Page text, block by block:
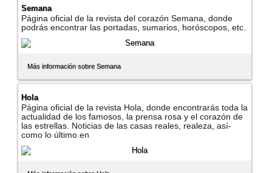
Semana
Página oficial de la revista del corazón Semana, donde
podrás encontrar las portadas, sumarios, horóscopos, etc.
Más información sobre Semana
Hola
Página oficial de la revista Hola, donde encontrarás toda la
actualidad de los famosos, la prensa rosa y el corazón de
las estrellas. Noticias de las casas reales, realeza, así­
como lo último en